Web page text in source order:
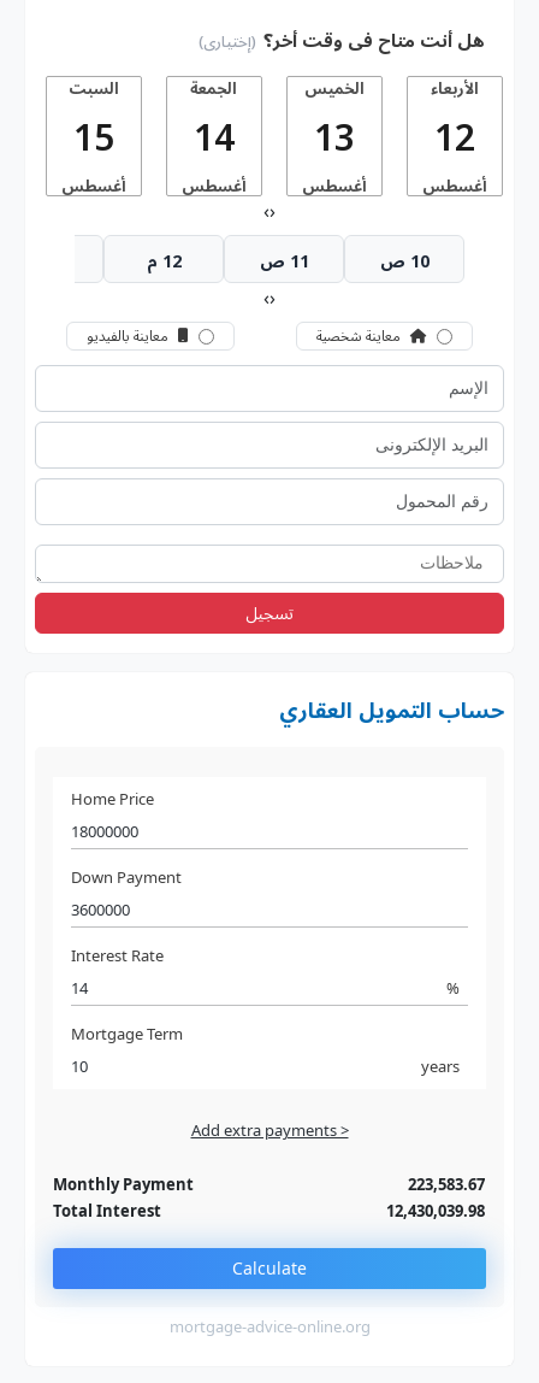
هل أنت متاح فى وقت أخر؟ (إختيارى)
الأربعاء
12
أغسطس
الخميس
13
أغسطس
الجمعة
14
أغسطس
السبت
15
أغسطس
‹
›
10 ص 11 ص 12 م
‹
›
معاينة شخصية معاينة بالفيديو
تسجيل
حساب التمويل العقاري
Home Price
Down Payment
Interest Rate
%
Mortgage Term
years
Add extra payments >
Monthly Payment
223,583.67
Total Interest
12,430,039.98
Calculate
mortgage-advice-online.org